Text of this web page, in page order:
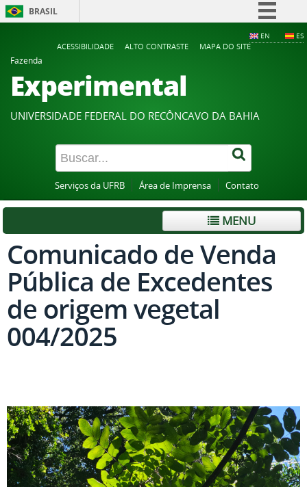
BRASIL
Acesso à informação
Legislação
Canais
EN ES
ACESSIBILIDADE ALTO CONTRASTE
MAPA DO SITE
Fazenda
Experimental
UNIVERSIDADE FEDERAL DO RECÔNCAVO DA BAHIA
Serviços da UFRB Área de Imprensa Contato
MENU
Comunicado de Venda
Pública de Excedentes
de origem vegetal
004/2025